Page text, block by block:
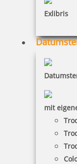
Exlibris
mit
Jetzt gestalten
Colop